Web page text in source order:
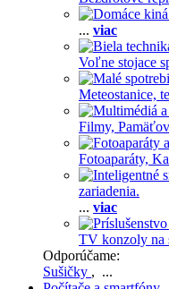
... viac
Voľne stojace
Meteostanice,
Filmy,
Fotoaparáty,
zariadenia.
... viac
TV konzoly na
Odporúčame:
Sušičky , ...